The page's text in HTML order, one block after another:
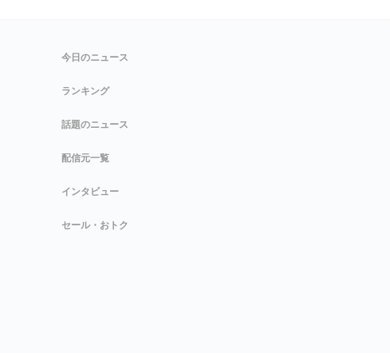
今日のニュース
ランキング
話題のニュース
配信元一覧
インタビュー
セール・おトク